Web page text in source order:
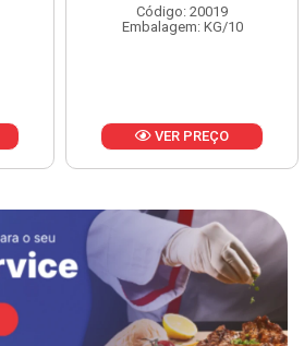
Código: 20161
Embalagem: KG/10
VER PREÇO